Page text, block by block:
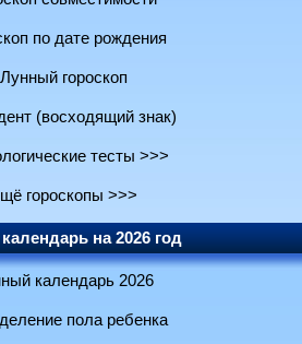
по дате рождения
Лунный гороскоп
(восходящий знак)
тесты >>>
гороскопы >>>
на 2026 год
календарь 2026
пола ребенка